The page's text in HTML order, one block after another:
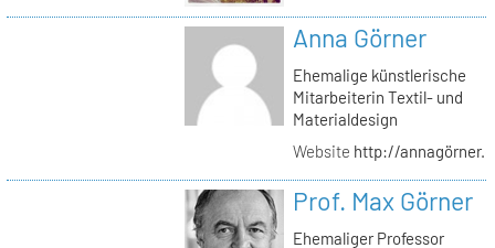
Anna Görner
Ehemalige künstlerische
Mitarbeiterin Textil- und
Materialdesign
Website http://
Prof. Max Görner
Ehemaliger Professor